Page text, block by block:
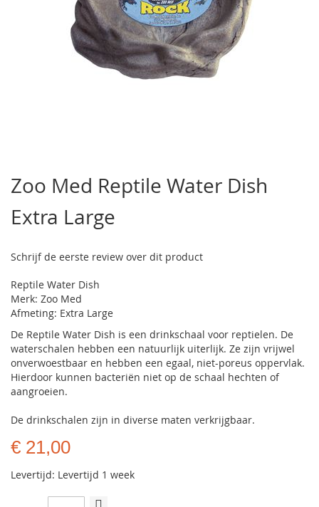
het
begin
van
de
gallerij
Zoo Med Reptile Water Dish
Extra Large
Schrijf de eerste review over dit product
Reptile Water Dish
Merk: Zoo Med
Afmeting: Extra Large
De Reptile Water Dish is een drinkschaal voor reptielen. De
waterschalen hebben een natuurlijk uiterlijk. Ze zijn vrijwel
onverwoestbaar en hebben een egaal, niet-poreus oppervlak.
Hierdoor kunnen bacteriën niet op de schaal hechten of
aangroeien.
De drinkschalen zijn in diverse maten verkrijgbaar.
€ 21,00
Levertijd: Levertijd 1 week